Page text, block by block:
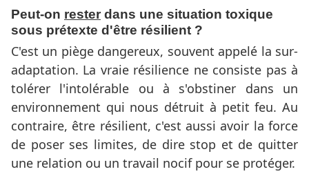
Peut-on rester dans une situation toxique
sous prétexte d'être résilient ?
C'est un piège dangereux, souvent appelé la sur-
adaptation. La vraie résilience ne consiste pas à
tolérer l'intolérable ou à s'obstiner dans un
environnement qui nous détruit à petit feu. Au
contraire, être résilient, c'est aussi avoir la force
de poser ses limites, de dire stop et de quitter
une relation ou un travail nocif pour se protéger.